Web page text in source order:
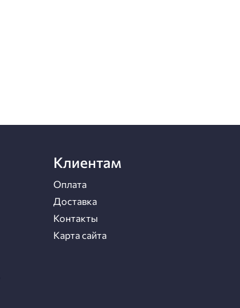
Клиентам
Оплата
Доставка
Контакты
Карта сайта